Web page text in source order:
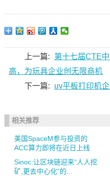
上一篇:
第十七届CTE
高，为玩具企业创无限商机
下一篇:
uv平板打印机
相关推荐
美国SpaceM参与投资的
ACC算力即将在近日上线
Sinoc:让区块链迎来“人人挖
矿,更去中心化”的...